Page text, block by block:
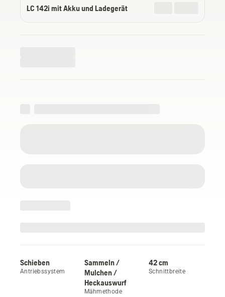
LC 142i mit Akku und Ladegerät
Schieben
Antriebssystem
Sammeln /
Mulchen /
Heckauswurf
Mähmethode
42 cm
Schnittbreite